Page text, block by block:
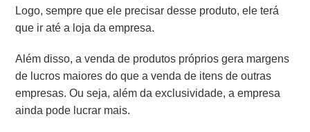
Logo, sempre que ele precisar desse produto, ele terá
que ir até a loja da empresa.
Além disso, a venda de produtos próprios gera margens
de lucros maiores do que a venda de itens de outras
empresas. Ou seja, além da exclusividade, a empresa
ainda pode lucrar mais.